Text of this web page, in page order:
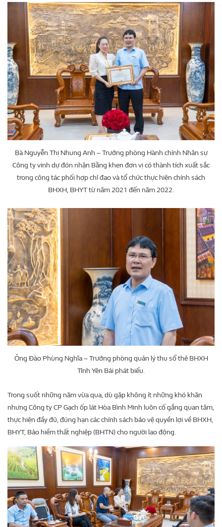
Bà Nguyễn Thị Nhung Anh – Trưởng phòng Hành chính Nhân sự
Công ty vinh dự đón nhận Bằng khen đơn vị có thành tích xuất sắc
trong công tác phối hợp chỉ đạo và tổ chức thực hiện chính sách
BHXH, BHYT từ năm 2021 đến năm 2022.
Ông Đào Phùng Nghĩa – Trưởng phòng quản lý thu sổ thẻ BHXH
Tỉnh Yên Bái phát biểu.
Trong suốt những năm vừa qua, dù gặp không ít những khó khăn
nhưng Công ty CP Gạch ốp lát Hòa Bình Minh luôn cố gắng quan tâm,
thực hiện đầy đủ, đúng hạn các chính sách bảo vệ quyền lợi về BHXH,
BHYT, Bảo hiềm thất nghiệp (BHTN) cho người lao động.